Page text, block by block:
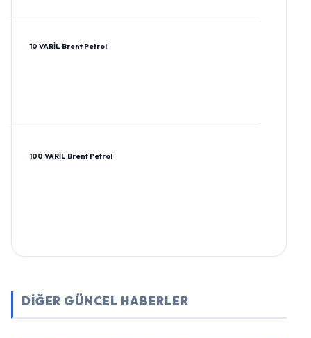
10 VARİL Brent Petrol
100 VARİL Brent Petrol
DİĞER GÜNCEL HABERLER